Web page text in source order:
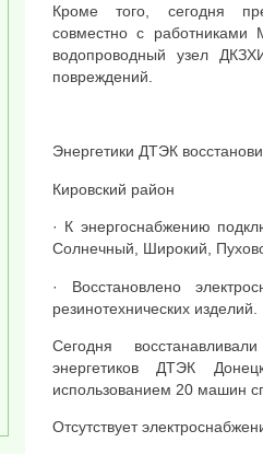
Кроме того, сегодня
совместно с работниками
водопроводный узел
повреждений.
Энергетики ДТЭК
Кировский район
· К энергоснабжению
Солнечный, Широкий,
· Восстановлено
резинотехнических изделий.
Сегодня
энергетиков ДТЭК
использованием 20 машин
Отсутствует